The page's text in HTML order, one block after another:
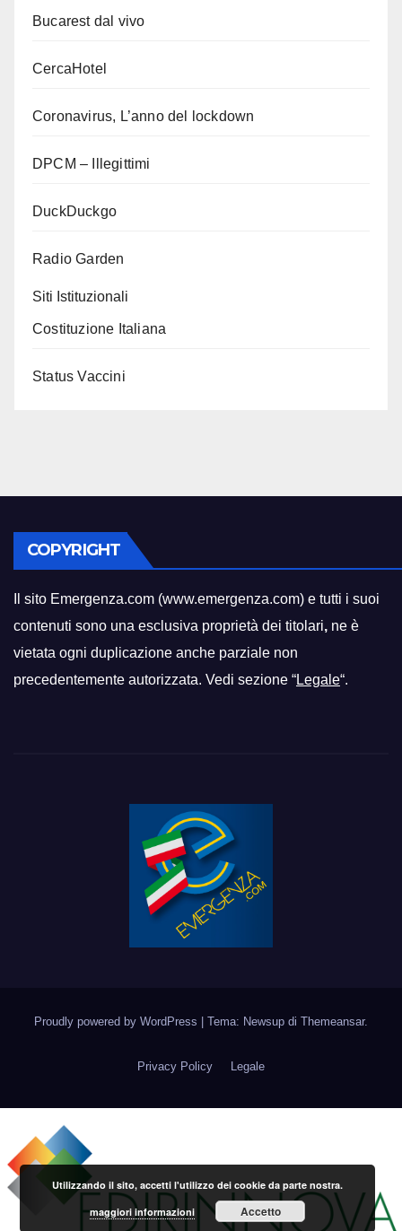
Bucarest dal vivo
CercaHotel
Coronavirus, L’anno del lockdown
DPCM – Illegittimi
DuckDuckgo
Radio Garden
Siti Istituzionali
Costituzione Italiana
Status Vaccini
COPYRIGHT
Il sito Emergenza.com (www.emergenza.com) e tutti i suoi
contenuti sono una esclusiva proprietà dei titolari, ne è
vietata ogni duplicazione anche parziale non
precedentemente autorizzata. Vedi sezione “Legale“.
Proudly powered by WordPress Tema: Newsup di Themeansar.
Privacy Policy Legale
Utilizzando il sito, accetti l'utilizzo dei cookie da parte nostra.
maggiori informazioni
Accetto